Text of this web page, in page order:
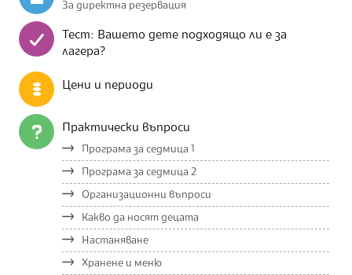
За директна резервация
Тест: Вашето дете подходящо ли е за
лагера?
Цени и периоди
Практически въпроси
Програма за седмица 1
Програма за седмица 2
Организационни въпроси
Какво да носят децата
Настаняване
Хранене и меню